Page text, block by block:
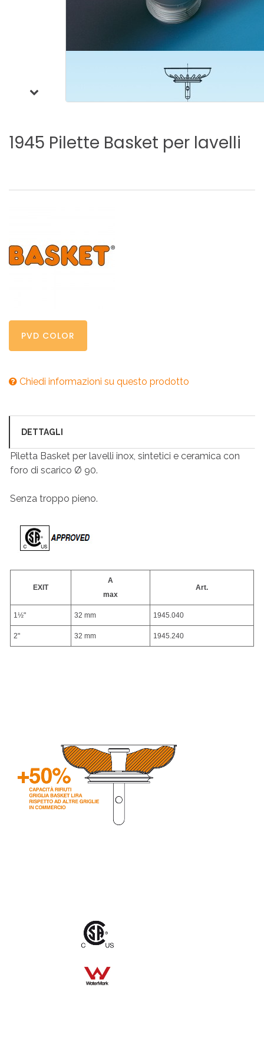
1945 Pilette Basket per lavelli
PVD COLOR
Chiedi informazioni su questo prodotto
DETTAGLI
Piletta Basket per lavelli inox, sintetici e ceramica con
foro di scarico Ø 90.
Senza troppo pieno.
EXIT
A
max
Art.
1½" 32 mm 1945.040
2" 32 mm 1945.240